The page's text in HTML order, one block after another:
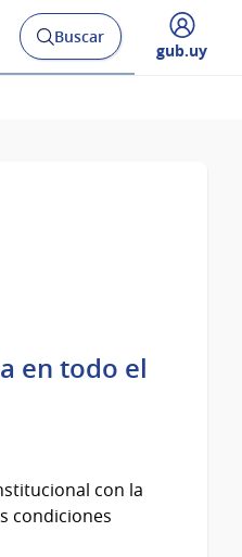
Abrir
buscador
Buscar
Desplegar
gub.uy
en todo el
con la
condiciones